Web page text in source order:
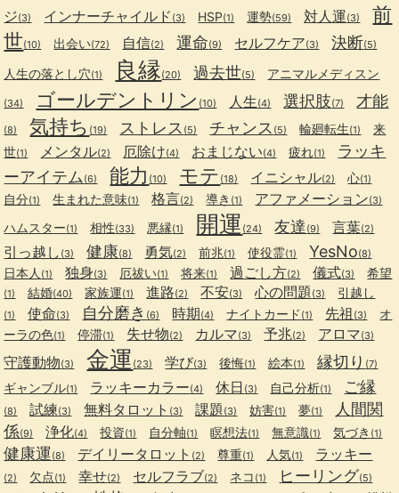
ジ(3) インナーチャイルド (3) HSP(1) 運勢(59) 対人運(3)
前
世(10) 出会い(72) 自信(2) 運命(9) セルフケア(3) 決断(5)
人生の落とし穴(1) 良縁(20) 過去世(5) アニマルメディスン
(34) ゴールデントリン (10) 人生(4) 選択肢(7) 才能
(8) 気持ち (19) ストレス (5) チャンス (5) 輪廻転生(1)
来
世(1) メンタル(2) 厄除け(4) おまじない(4) 疲れ(1)
ラッキ
ーアイテム (6) 能力 (10) モテ (18) イニシャル(2) 心(1)
自分(1) 生まれた意味(1) 格言(2) 導き (1) アファメーション(3)
ハムスター(1) 相性(33) 悪縁(1) 開運 (24) 友達 (9) 言葉(2)
引っ越し (3) 健康(8) 勇気(2) 前兆(1) 使役霊(1) YesNo(8)
日本人 (1) 独身(3) 厄祓い(1) 将来(1) 過ごし方(2) 儀式(3) 希望
(1) 結婚(40) 家族運(1) 進路(2) 不安(3) 心の問題 (3) 引越し
(1) 使命(3) 自分磨き (6) 時期(4) ナイトカード (1) 先祖 (3)
オ
ーラの色(1) 停滞(1) 失せ物(2) カルマ(3) 予兆(2) アロマ(3)
守護動物(3) 金運 (23) 学び(3) 後悔(1) 絵本(1) 縁切り (7)
ギャンブル(1) ラッキーカラー(4) 休日 (3) 自己分析(1) ご縁
(8) 試練(3) 無料タロット (3) 課題 (3) 妨害(1) 夢(1)
人間関
係(9) 浄化(4) 投資(1) 自分軸(1) 瞑想法(1) 無意識(1) 気づき (1)
健康運(8) デイリータロット (2) 尊重(1) 人気(1) ラッキー
(2) 欠点(1) 幸せ(2) セルフラブ(2) ネコ (1) ヒーリング(5)